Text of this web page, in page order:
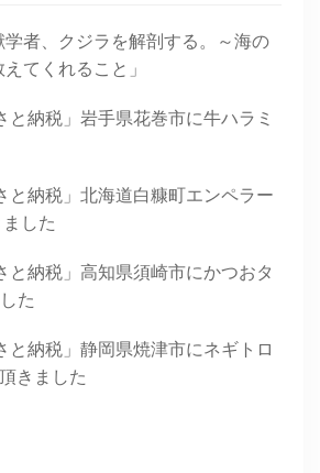
者、クジラを解剖する。～海の
てくれること」
と納税」岩手県花巻市に牛ハラミ
と納税」北海道白糠町エンペラー
した
と納税」高知県須崎市にかつおタ
た
と納税」静岡県焼津市にネギトロ
きました